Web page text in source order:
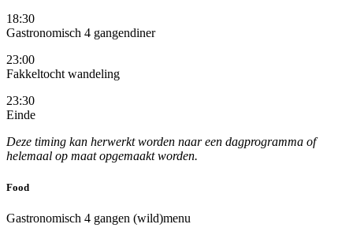
18:30
Gastronomisch 4 gangendiner
23:00
Fakkeltocht wandeling
23:30
Einde
Deze timing kan herwerkt worden naar een dagprogramma of
helemaal op maat opgemaakt worden.
Food
Gastronomisch 4 gangen (wild)menu